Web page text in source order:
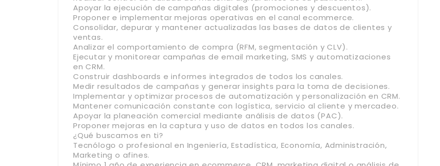
Apoyar la ejecución de campañas digitales (promociones y descuentos).
Proponer e implementar mejoras operativas en el canal ecommerce.
Consolidar, depurar y mantener actualizadas las bases de datos de clientes y
ventas.
Analizar el comportamiento de compra (RFM, segmentación y CLV).
Ejecutar y monitorear campañas de email marketing, SMS y automatizaciones
en CRM.
Construir dashboards e informes integrados de todos los canales.
Medir resultados de campañas y generar insights para la toma de decisiones.
Implementar y optimizar procesos de automatización y personalización en CRM.
Mantener comunicación constante con logística, servicio al cliente y mercadeo.
Apoyar la planeación comercial mediante análisis de datos (PAC).
Proponer mejoras en la captura y uso de datos en todos los canales.
¿Qué buscamos en ti?
Tecnólogo o profesional en Ingeniería, Estadística, Economía, Administración,
Marketing o afines.